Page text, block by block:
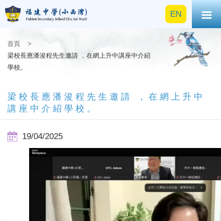
EN
首頁
>
梁校長應潘浚程先生邀請 ，在網上升中講座中介紹
學校。
梁校長應潘浚程先生邀請 ，在網上升中
講座中介紹學校。
19/04/2025